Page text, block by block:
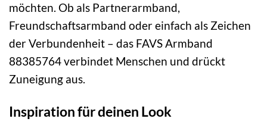
möchten. Ob als Partnerarmband,
Freundschaftsarmband oder einfach als Zeichen
der Verbundenheit – das FAVS Armband
88385764 verbindet Menschen und drückt
Zuneigung aus.
Inspiration für deinen Look